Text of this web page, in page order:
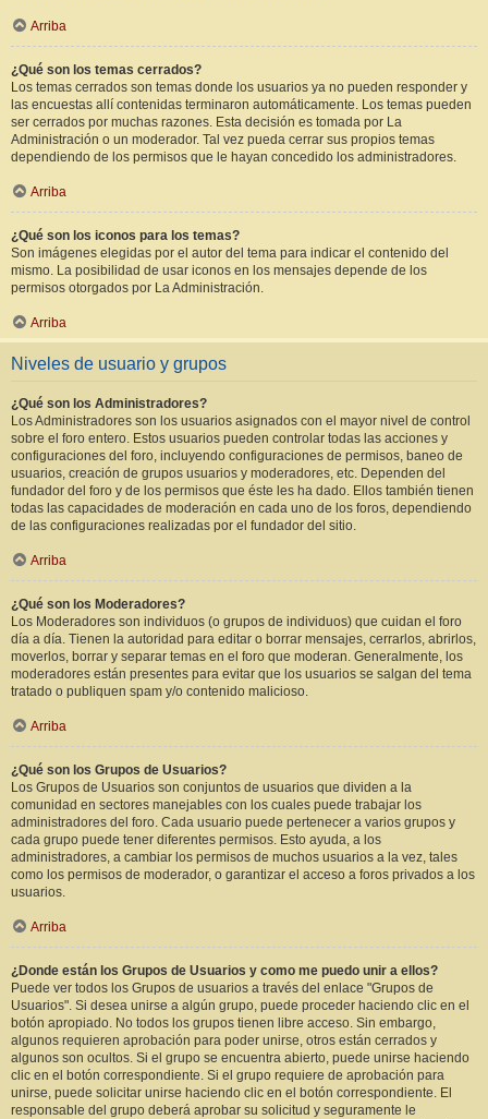
Arriba
¿Qué son los temas cerrados?
Los temas cerrados son temas donde los usuarios ya no pueden responder y
las encuestas allí contenidas terminaron automáticamente. Los temas pueden
ser cerrados por muchas razones. Esta decisión es tomada por La
Administración o un moderador. Tal vez pueda cerrar sus propios temas
dependiendo de los permisos que le hayan concedido los administradores.
Arriba
¿Qué son los iconos para los temas?
Son imágenes elegidas por el autor del tema para indicar el contenido del
mismo. La posibilidad de usar iconos en los mensajes depende de los
permisos otorgados por La Administración.
Arriba
Niveles de usuario y grupos
¿Qué son los Administradores?
Los Administradores son los usuarios asignados con el mayor nivel de control
sobre el foro entero. Estos usuarios pueden controlar todas las acciones y
configuraciones del foro, incluyendo configuraciones de permisos, baneo de
usuarios, creación de grupos usuarios y moderadores, etc. Dependen del
fundador del foro y de los permisos que éste les ha dado. Ellos también tienen
todas las capacidades de moderación en cada uno de los foros, dependiendo
de las configuraciones realizadas por el fundador del sitio.
Arriba
¿Qué son los Moderadores?
Los Moderadores son individuos (o grupos de individuos) que cuidan el foro
día a día. Tienen la autoridad para editar o borrar mensajes, cerrarlos, abrirlos,
moverlos, borrar y separar temas en el foro que moderan. Generalmente, los
moderadores están presentes para evitar que los usuarios se salgan del tema
tratado o publiquen spam y/o contenido malicioso.
Arriba
¿Qué son los Grupos de Usuarios?
Los Grupos de Usuarios son conjuntos de usuarios que dividen a la
comunidad en sectores manejables con los cuales puede trabajar los
administradores del foro. Cada usuario puede pertenecer a varios grupos y
cada grupo puede tener diferentes permisos. Esto ayuda, a los
administradores, a cambiar los permisos de muchos usuarios a la vez, tales
como los permisos de moderador, o garantizar el acceso a foros privados a los
usuarios.
Arriba
¿Donde están los Grupos de Usuarios y como me puedo unir a ellos?
Puede ver todos los Grupos de usuarios a través del enlace "Grupos de
Usuarios". Si desea unirse a algún grupo, puede proceder haciendo clic en el
botón apropiado. No todos los grupos tienen libre acceso. Sin embargo,
algunos requieren aprobación para poder unirse, otros están cerrados y
algunos son ocultos. Si el grupo se encuentra abierto, puede unirse haciendo
clic en el botón correspondiente. Si el grupo requiere de aprobación para
unirse, puede solicitar unirse haciendo clic en el botón correspondiente. El
responsable del grupo deberá aprobar su solicitud y seguramente le